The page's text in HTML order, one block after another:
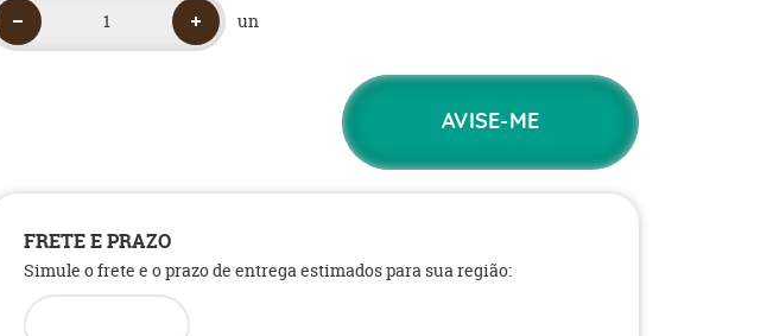
un
AVISE-ME
FRETE E PRAZO
Simule o frete e o prazo de entrega estimados para sua região: